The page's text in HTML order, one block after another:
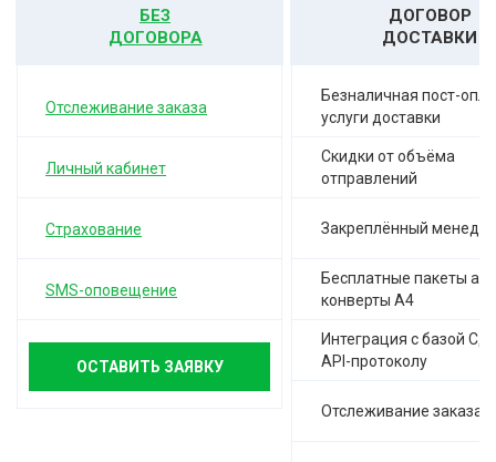
БЕЗ
ДОГОВОРА
Отслеживание заказа
Личный кабинет
Страхование
SMS-оповещение
ОСТАВИТЬ ЗАЯВКУ
ДОГОВОР
ДОСТАВКИ
Безналичная пост-
услуги доставки
Скидки от объёма
отправлений
Закреплённый
Бесплатные пакеты а-
конверты А4
Интеграция с базой
API-протоколу
Отслеживание заказа